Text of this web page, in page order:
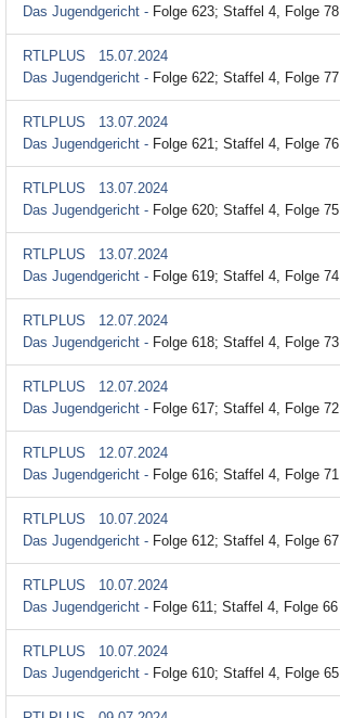
Das Jugendgericht - Folge 623; Staffel 4, Folge 78
RTLPLUS
15.07.2024
Das Jugendgericht - Folge 622; Staffel 4, Folge 77
RTLPLUS
13.07.2024
Das Jugendgericht - Folge 621; Staffel 4, Folge 76
RTLPLUS
13.07.2024
Das Jugendgericht - Folge 620; Staffel 4, Folge 75
RTLPLUS
13.07.2024
Das Jugendgericht - Folge 619; Staffel 4, Folge 74
RTLPLUS
12.07.2024
Das Jugendgericht - Folge 618; Staffel 4, Folge 73
RTLPLUS
12.07.2024
Das Jugendgericht - Folge 617; Staffel 4, Folge 72
RTLPLUS
12.07.2024
Das Jugendgericht - Folge 616; Staffel 4, Folge 71
RTLPLUS
10.07.2024
Das Jugendgericht - Folge 612; Staffel 4, Folge 67
RTLPLUS
10.07.2024
Das Jugendgericht - Folge 611; Staffel 4, Folge 66
RTLPLUS
10.07.2024
Das Jugendgericht - Folge 610; Staffel 4, Folge 65